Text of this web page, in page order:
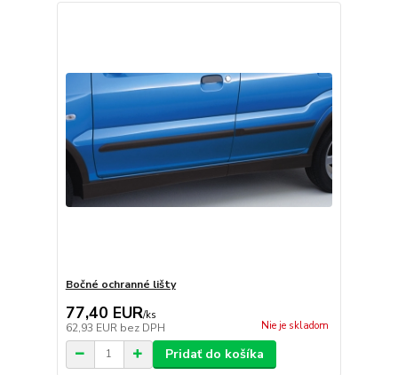
Bočné ochranné lišty
77,40 EUR/ks
62,93 EUR bez DPH Nie je skladom
Pridať do košíka